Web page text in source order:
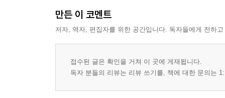
만든 이 코멘트
저자, 역자, 편집자를 위한 공간입니다. 독자들에게 전하
접수된 글은 확인을 거쳐 이 곳에 게재됩니다.
독자 분들의 리뷰는 리뷰 쓰기를, 책에 대한 문의는